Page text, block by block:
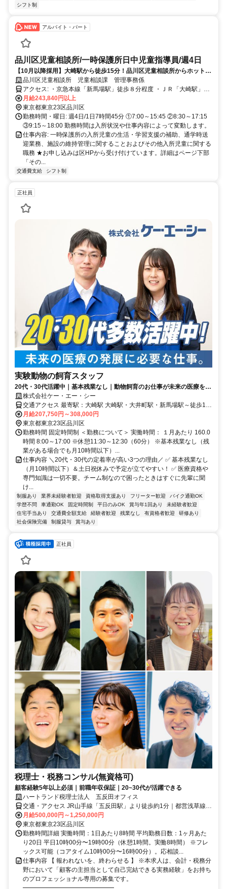
シフト制
アルバイト・パート
品川区児童相談所/一時保護所日中児童指導員/週4日
【10月以降採用】大崎駅から徒歩15分！品川区児童相談所からホットな
募集です！あなたの資格や経験を活かして子どもたちの笑顔を守りませ
んか。
品川区児童相談所 児童相談課 管理事務係
アクセス: ・京急本線「新馬場駅」徒歩８分程度 ・ＪＲ「大崎駅」徒
歩１５分程度 ・東急バス「新馬場駅前」徒歩５分程度
月給243,840円以上
東京都東京23区品川区
勤務時間・曜日: 週4日/1日7時間45分 ①7:00～15:45 ②8:30～17:15
③9:15～18:00 勤務時間は入所状況や仕事内容によって変動します。
仕事内容: 一時保護所の入所児童の生活・学習支援の補助、通学時送
迎業務、施設の維持管理に関することおよびその他入所児童に関する
職務 ★お申し込みは区HPから受け付けています。詳細はページ下部
「その...
交通費支給 シフト制
正社員
実験動物の飼育スタッフ
20代・30代活躍中｜基本残業なし｜動物飼育のお仕事が未来の医療を支
える力になります！
株式会社ケー・エー・シー
交通アクセス 最寄駅：大崎駅 大崎駅・大井町駅・新馬場駅～徒歩10
分程度 【勤務地】 東京都品川区広町
月給207,750円～308,000円
東京都東京23区品川区
勤務時間 固定時間制 ＜勤務について＞ 実働時間： １月あたり 160.0
時間 8:00～17:00 ※休憩11:30～12:30（60分） ※基本残業なし（残
業がある場合でも月10時間以下）...
仕事内容 ＼20代・30代の定着率が高い3つの理由／ ✅ 基本残業なし
（月10時間以下）＆土日祝休みで予定が立てやすい！ ✅ 医療資格や
専門知識は一切不要。チーム制なので困ったときはすぐに先輩に聞
け...
制服あり 業界未経験者歓迎 資格取得支援あり フリーター歓迎
バイク通勤OK
学歴不問
車通勤OK 固定時間制 平日のみOK 賞与年1回あり
未経験者歓迎
住宅手当あり
交通費全額支給 経験者歓迎 残業なし 有資格者歓迎
研修あり
社会保険完備
制服貸与 賞与あり
正社員
税理士・税務コンサル(無資格可)
顧客経験5年以上必須｜前職年収保証｜20~30代が活躍できる
ハートランド税理士法人 五反田オフィス
交通・アクセス JR山手線「五反田駅」より徒歩約1分｜都営浅草線
「五反田駅」より徒歩約1分｜東急池上線「五反田駅」より徒歩約5分
月給500,000円～1,250,000円
東京都東京23区品川区
勤務時間詳細 実働時間：1日あたり8時間 平均勤務日数：1ヶ月あた
り20日 平日10時00分〜19時00分（休憩1時間。実働8時間） ※フレ
ックス可能（コアタイム10時00分〜16時00分）。応相談...
仕事内容 【 報われないを、終わらせる 】 ※本求人は、会計・税務分
野において「顧客の主担当として自己完結できる実務経験」をお持ち
のプロフェッショナル専用の募集です。